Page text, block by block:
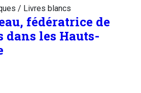
/ Livres blancs
fédératrice de
les Hauts-